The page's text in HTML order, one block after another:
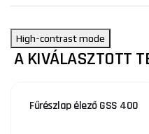
High-contrast mode
A KIVÁLASZTOTT
Fűrészlap élező GSS 400